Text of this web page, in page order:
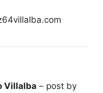
Villalba – post by